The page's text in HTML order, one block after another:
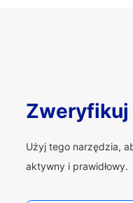
Zweryfikuj
Użyj tego narzędzia,
aktywny i prawidłowy.